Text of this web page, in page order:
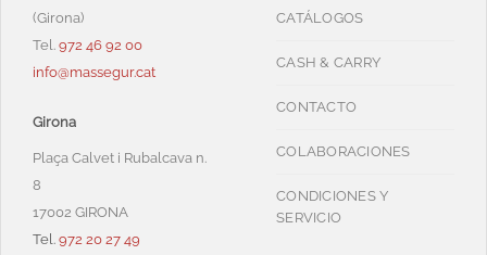
(Girona)
Tel. 972 46 92 00
info@massegur.cat
Girona
Plaça Calvet i Rubalcava n.
8
17002 GIRONA
Tel. 972 20 27 49
CATÁLOGOS
CASH & CARRY
CONTACTO
COLABORACIONES
CONDICIONES Y
SERVICIO